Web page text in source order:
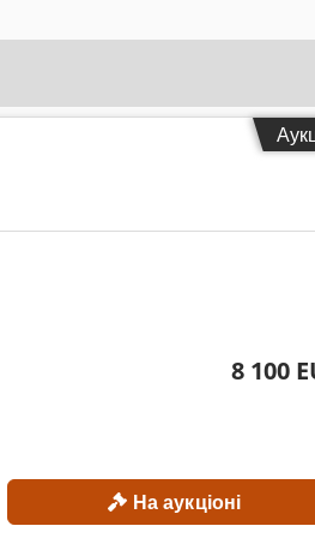
8 100
На аукціоні